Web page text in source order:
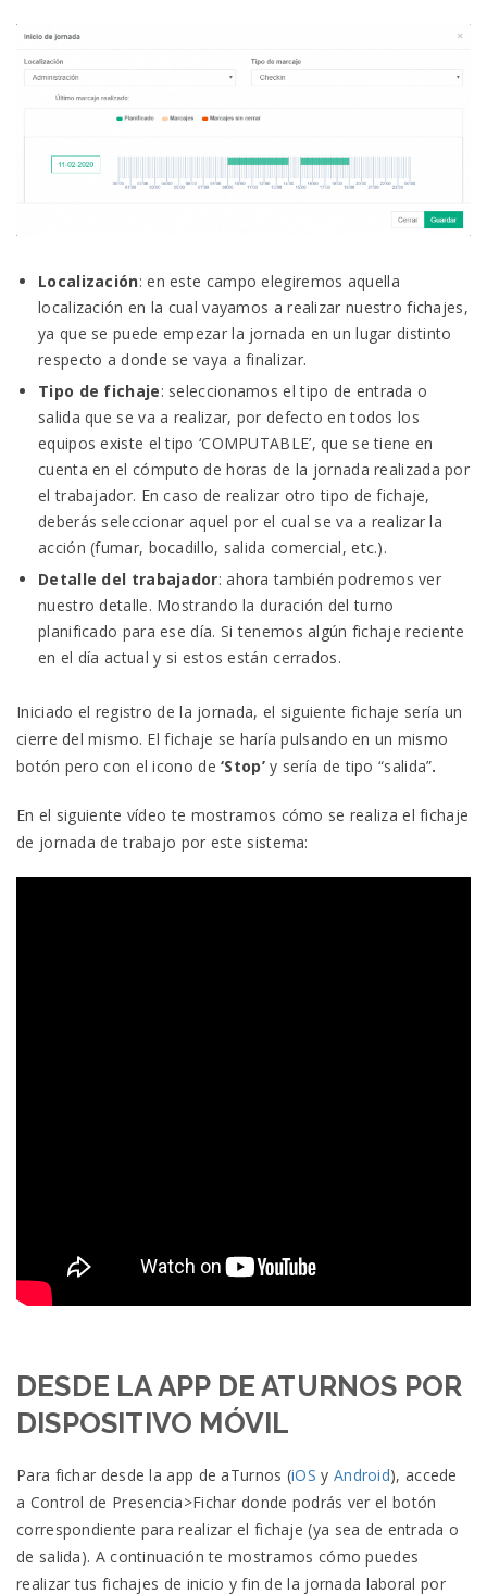
Localización: en este campo elegiremos aquella
localización en la cual vayamos a realizar nuestro fichajes,
ya que se puede empezar la jornada en un lugar distinto
respecto a donde se vaya a finalizar.
Tipo de fichaje: seleccionamos el tipo de entrada o
salida que se va a realizar, por defecto en todos los
equipos existe el tipo ‘COMPUTABLE’, que se tiene en
cuenta en el cómputo de horas de la jornada realizada por
el trabajador. En caso de realizar otro tipo de fichaje,
deberás seleccionar aquel por el cual se va a realizar la
acción (fumar, bocadillo, salida comercial, etc.).
Detalle del trabajador: ahora también podremos ver
nuestro detalle. Mostrando la duración del turno
planificado para ese día. Si tenemos algún fichaje reciente
en el día actual y si estos están cerrados.
Iniciado el registro de la jornada, el siguiente fichaje sería un
cierre del mismo. El fichaje se haría pulsando en un mismo
botón pero con el icono de‘Stop’y sería de tipo “salida”.
En el siguiente vídeo te mostramos cómo se realiza el fichaje
de jornada de trabajo por este sistema:
DESDE LA APP DE ATURNOS POR
DISPOSITIVO MÓVIL
Para fichar desde la app de aTurnos (iOS y Android), accede
a Control de Presencia>Fichar donde podrás ver el botón
correspondiente para realizar el fichaje (ya sea de entrada o
de salida). A continuación te mostramos cómo puedes
realizar tus fichajes de inicio y fin de la jornada laboral por